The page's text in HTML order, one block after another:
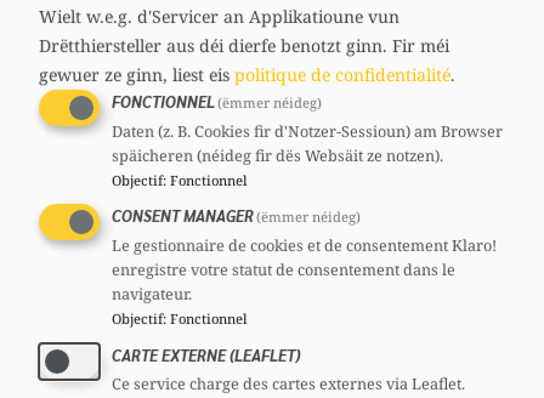
media
links
Wielt w.e.g. d'Servicer an Applikatioune vun
Drëtthiersteller aus déi dierfe benotzt ginn. Fir méi
gewuer ze ginn, liest eis politique de confidentialité.
FONCTIONNEL(ëmmer néideg)
Daten (z. B. Cookies fir d'Notzer-Sessioun) am Browser
späicheren (néideg fir dës Websäit ze notzen).
Objectif: Fonctionnel
CONSENT MANAGER(ëmmer néideg)
Le gestionnaire de cookies et de consentement Klaro!
enregistre votre statut de consentement dans le
navigateur.
Objectif: Fonctionnel
CARTE EXTERNE (LEAFLET)
Ce service charge des cartes externes via Leaflet.